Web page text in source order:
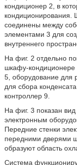
кондиционер 2, в
соединены между
элементами 3 для
внутреннего
На фиг. 2 отдельно
шкафу-
5, оборудование для
для сбора
контроллер 9.
На фиг. 3 показан
электронным
Передние стенки
передними дверями
образуют область
Система